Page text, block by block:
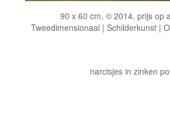
90 x 60 cm, © 2014, prijs op
Tweedimensionaal | Schilderkunst |
narcisjes in zinken